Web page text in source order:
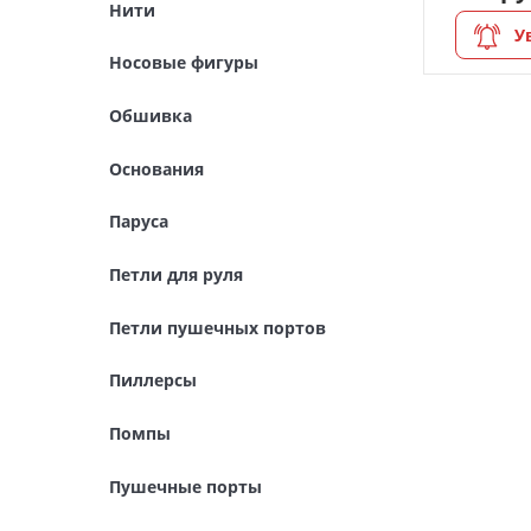
Нити
Носовые фигуры
Обшивка
Основания
Паруса
Петли для руля
Петли пушечных портов
Пиллерсы
Помпы
Пушечные порты